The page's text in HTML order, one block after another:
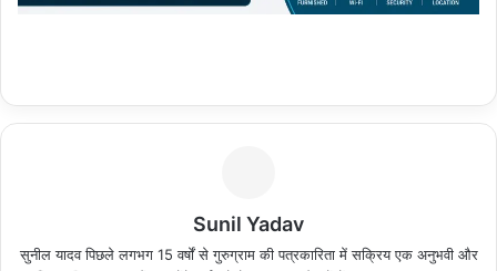
Sunil Yadav
सुनील यादव पिछले लगभग 15 वर्षों से गुरुग्राम की पत्रकारिता में सक्रिय एक अनुभवी और